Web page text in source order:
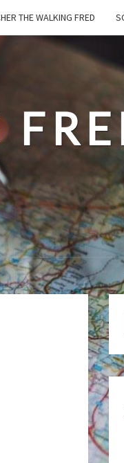
THE WALKING FRED